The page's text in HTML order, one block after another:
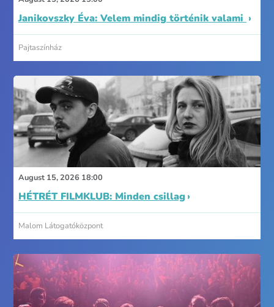
Janikovszky Éva: Velem mindig történik valami
Pajtaszínház
August 15, 2026 18:00
HÉTRÉT FILMKLUB: Minden csillag
Malom Látogatóközpont